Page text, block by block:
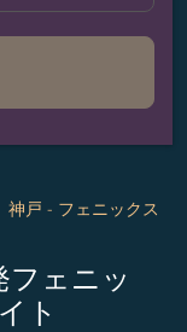
神戸 - フェニックス
フェニッ
ト
更新するか、以